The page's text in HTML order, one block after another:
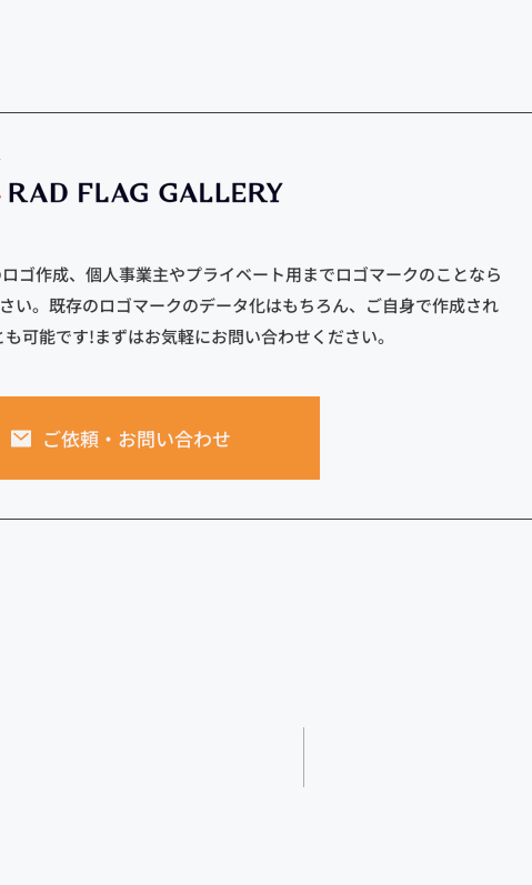
ゴ作成、個人事業主やプライベート用までロゴマークのことなら
い。既存のロゴマークのデータ化はもちろん、ご自身で作成され
可能です!まずはお気軽にお問い合わせください。
ご依頼・お問い合わせ